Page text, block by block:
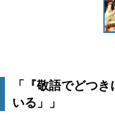
「『敬語でどつ
いる」」